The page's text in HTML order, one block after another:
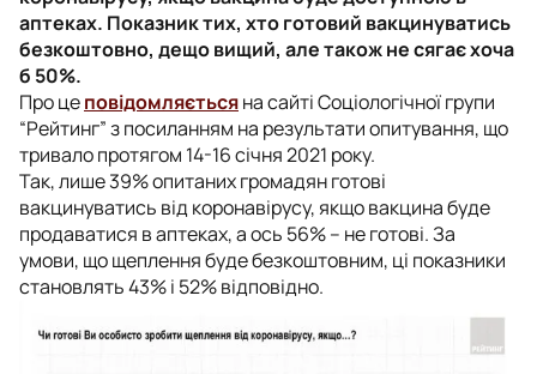
аптеках. Показник тих, хто готовий вакцинуватись
безкоштовно, дещо вищий, але також не сягає хоча
б 50%.
Про цеповідомляєтьсяна сайті Соціологічної групи
“Рейтинг” з посиланням на результати опитування, що
тривало протягом 14-16 січня 2021 року.
Так, лише 39% опитаних громадян готові
вакцинуватись від коронавірусу, якщо вакцина буде
продаватися в аптеках, а ось 56% – не готові. За
умови, що щеплення буде безкоштовним, ці показники
становлять 43% і 52% відповідно.